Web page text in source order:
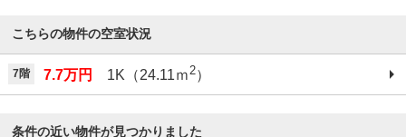
こちらの物件の空室状況
7階 7.7万円 1K（24.11ｍ2）
条件の近い物件が見つかりました